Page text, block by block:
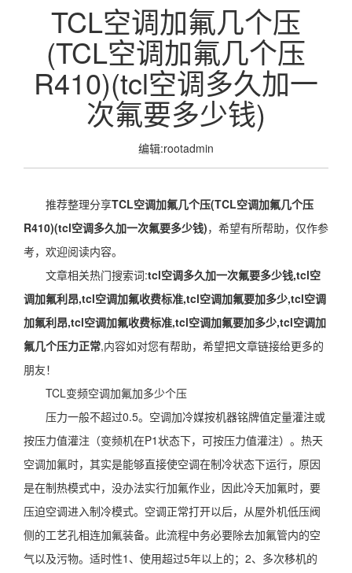
TCL空调加氟几个压
(TCL空调加氟几个压
R410)(tcl空调多久加一
次氟要多少钱)
编辑:rootadmin
推荐整理分享TCL空调加氟几个压(TCL空调加氟几个压
R410)(tcl空调多久加一次氟要多少钱)，希望有所帮助，仅作参
考，欢迎阅读内容。
文章相关热门搜索词:tcl空调多久加一次氟要多少钱,tcl空
调加氟利昂,tcl空调加氟收费标准,tcl空调加氟要加多少,tcl空调
加氟利昂,tcl空调加氟收费标准,tcl空调加氟要加多少,tcl空调加
氟几个压力正常,内容如对您有帮助，希望把文章链接给更多的
朋友！
TCL变频空调加氟加多少个压
压力一般不超过0.5。空调加冷媒按机器铭牌值定量灌注或
按压力值灌注（变频机在P1状态下，可按压力值灌注）。热天
空调加氟时，其实是能够直接使空调在制冷状态下运行，原因
是在制热模式中，没办法实行加氟作业，因此冷天加氟时，要
压迫空调进入制冷模式。空调正常打开以后，从屋外机低压阀
侧的工艺孔相连加氟装备。此流程中务必要除去加氟管内的空
气以及污物。适时性1、使用超过5年以上的；2、多次移机的